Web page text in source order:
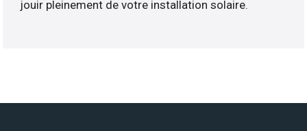
jouir pleinement de votre installation solaire.